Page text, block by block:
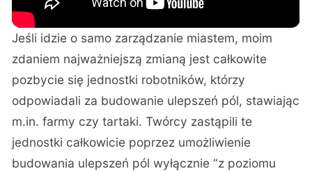
Jeśli idzie o samo zarządzanie miastem, moim
zdaniem najważniejszą zmianą jest całkowite
pozbycie się jednostki robotników, którzy
odpowiadali za budowanie ulepszeń pól, stawiając
m.in. farmy czy tartaki. Twórcy zastąpili te
jednostki całkowicie poprzez umożliwienie
budowania ulepszeń pól wyłącznie “z poziomu